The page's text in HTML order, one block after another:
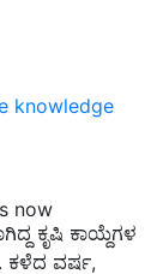
knowledge
now
ಕೃಷಿ ಕಾಯ್ದೆಗಳ
ಕಳೆದ ವರ್ಷ,